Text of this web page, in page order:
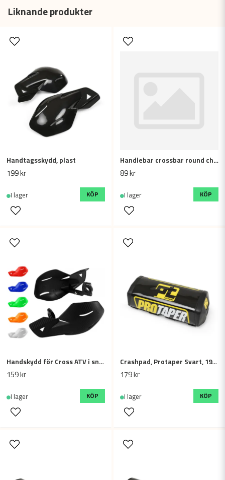
Liknande produkter
Handtagsskydd, plast
199 kr
I lager KÖP
Handlebar crossbar round chest protector (METAL MULISHA)
89 kr
I lager KÖP
Handskydd för Cross ATV i snygg kolfiber-look | Flera färger
159 kr
I lager KÖP
Crashpad, Protaper Svart, 19cm
179 kr
I lager KÖP
Ja, ni får publicera min fråga
Skicka fråga